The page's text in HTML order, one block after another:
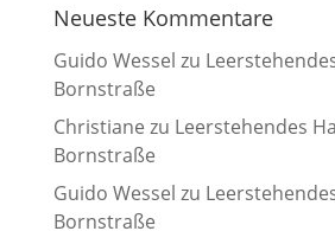
Neueste Kommentare
Guido Wessel zu
Bornstraße
Christiane zu Leerstehendes
Bornstraße
Guido Wessel zu
Bornstraße